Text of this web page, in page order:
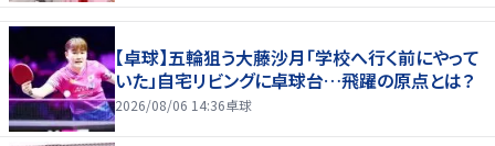
【卓球】五輪狙う大藤沙月「学校へ行く前にやって
いた」自宅リビングに卓球台…飛躍の原点とは？
2026/08/06 14:36卓球